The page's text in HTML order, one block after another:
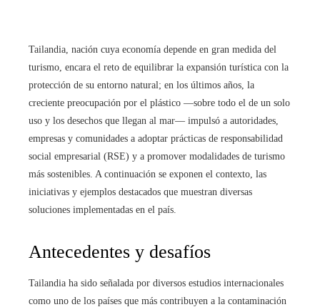
Tailandia, nación cuya economía depende en gran medida del
turismo, encara el reto de equilibrar la expansión turística con la
protección de su entorno natural; en los últimos años, la
creciente preocupación por el plástico —sobre todo el de un solo
uso y los desechos que llegan al mar— impulsó a autoridades,
empresas y comunidades a adoptar prácticas de responsabilidad
social empresarial (RSE) y a promover modalidades de turismo
más sostenibles. A continuación se exponen el contexto, las
iniciativas y ejemplos destacados que muestran diversas
soluciones implementadas en el país.
Antecedentes y desafíos
Tailandia ha sido señalada por diversos estudios internacionales
como uno de los países que más contribuyen a la contaminación